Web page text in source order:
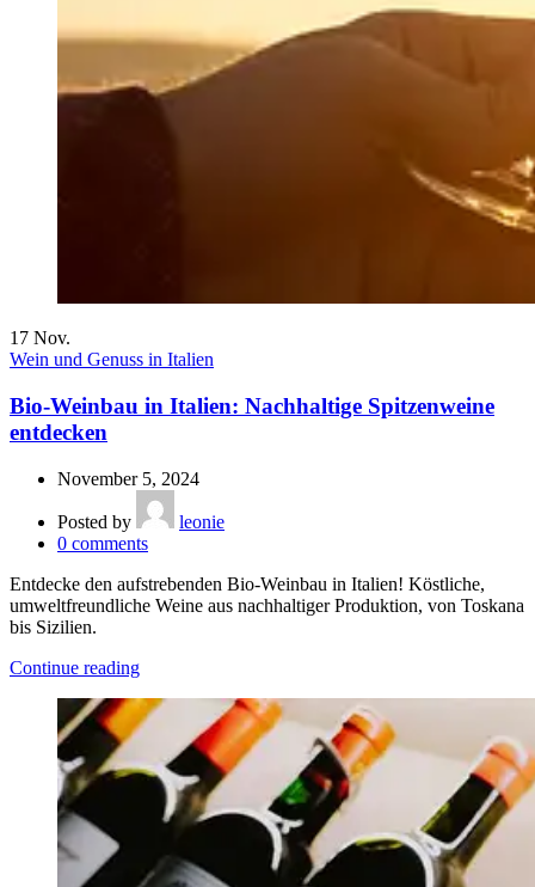
17 Nov.
Wein und Genuss in Italien
Bio-Weinbau in Italien: Nachhaltige Spitzenweine
entdecken
November 5, 2024
Posted by
leonie
0 comments
Entdecke den aufstrebenden Bio-Weinbau in Italien! Köstliche,
umweltfreundliche Weine aus nachhaltiger Produktion, von Toskana
bis Sizilien.
Continue reading